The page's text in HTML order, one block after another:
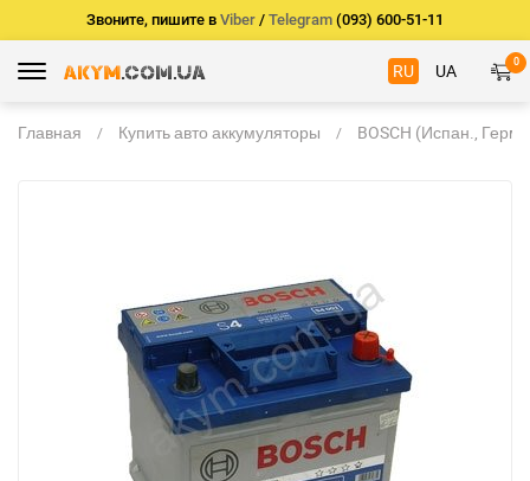
Звоните, пишите в Viber / Telegram (093) 600-51-11
RU UA 0
Главная Купить авто аккумуляторы BOSCH (Испан., Герм.)